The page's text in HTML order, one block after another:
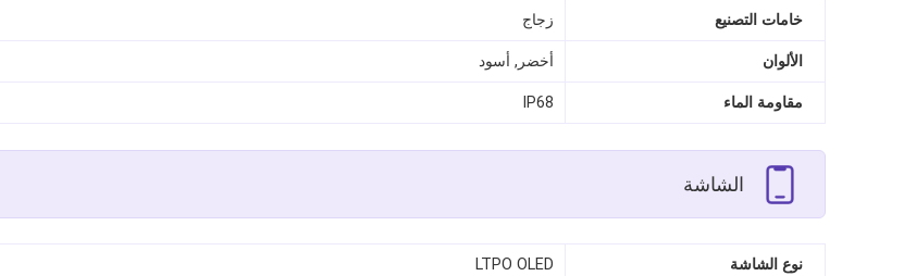
خامات التصنيع زجاج
الألوان أخضر, أسود
مقاومة الماء IP68
الشاشة
نوع الشاشة LTPO OLED